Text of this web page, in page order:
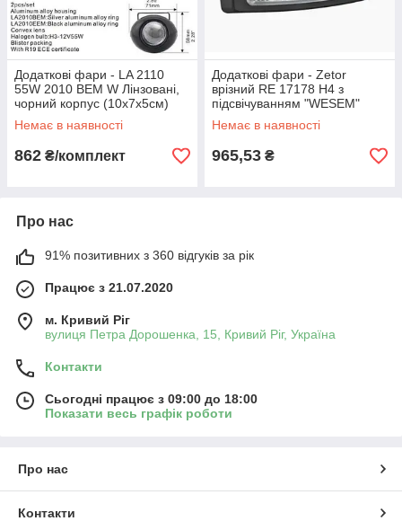
Додаткові фари - LA 2110
55W 2010 BEM W Лінзовані,
чорний корпус (10х7х5см)
Немає в наявності
862 ₴/комплект
Додаткові фари - Zetor
врізний RE 17178 H4 з
підсвічуванням "WESEM"
(1шт/уп.)
Немає в наявності
965,53 ₴
Про нас
91% позитивних з 360 відгуків за рік
Працює з 21.07.2020
м. Кривий Ріг
вулиця Петра Дорошенка, 15, Кривий Ріг, Україна
Контакти
Сьогодні працює з 09:00 до 18:00
Показати весь графік роботи
Про нас
Контакти